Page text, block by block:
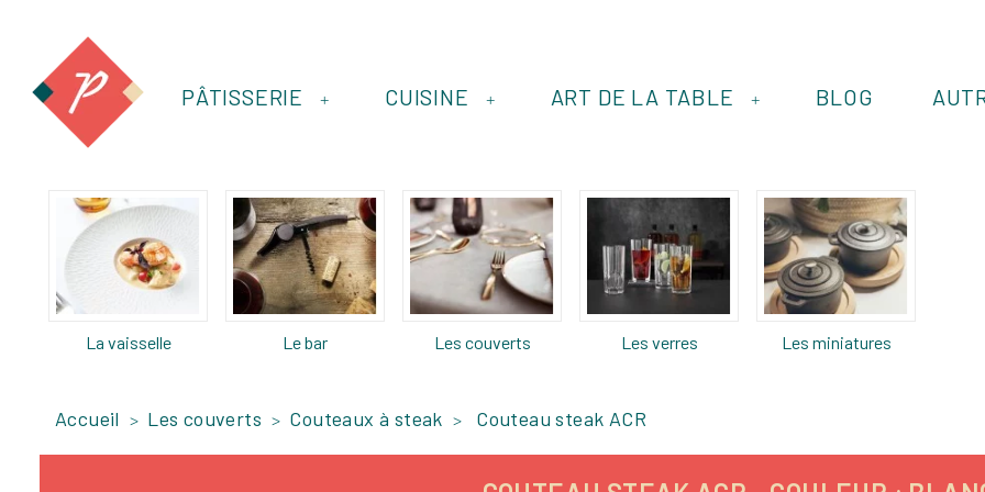
+
PÂTISSERIE +
CUISINE +
ART DE LA TABLE BLOG
La vaisselle Le bar Les couverts Les verres Les miniatures
Accueil Les couverts Couteaux à steak Couteau steak ACR